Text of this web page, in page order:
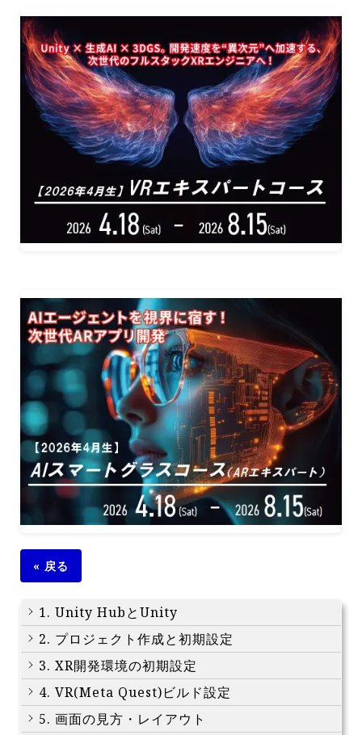
« 戻る
1. Unity HubとUnity
2. プロジェクト作成と初期設定
3. XR開発環境の初期設定
4. VR(Meta Quest)ビルド設定
5. 画面の見方・レイアウト